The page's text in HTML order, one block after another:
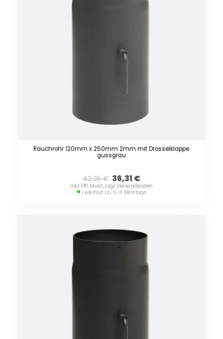
Rauchrohr 120mm x 250mm 2mm mit Drosselklappe
gussgrau
42,35€ 36,31 €
inkl. 19% MwSt. zzgl. Versandkosten
Lieferfrist: ca. 5-8 Werktage.